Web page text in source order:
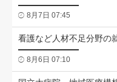
8月7日 07:45
看護など人材不足分野の
8月6日 07:10